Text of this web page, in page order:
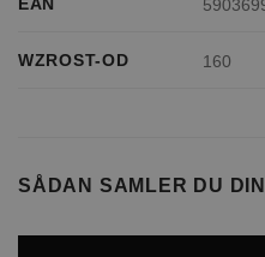
EAN
WZROST-OD 160
SÅDAN SAMLER DU